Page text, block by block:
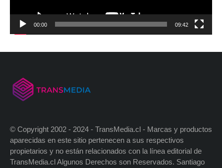
00:00 09:42
© Copyright 2002 - 2024 - TransMedia.cl - Marcas y productos
aparecidas en este sitio pertenecen a sus respectivos
propietarios y no están relacionados con la línea editorial de
TransMedia.cl Algunos Derechos son Reservados. Santiago